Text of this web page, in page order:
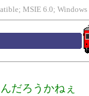
MSIE 6.0;
だろうかねぇ